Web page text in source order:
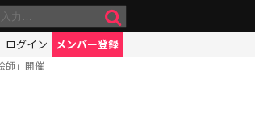
ログイン メンバー登録
師」開催